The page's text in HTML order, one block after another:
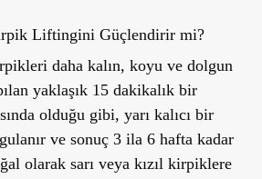
Liftingini Güçlendirir mi?
daha kalın, koyu ve dolgun
yaklaşık 15 dakikalıkbir
olduğu gibi, yarı kalıcı bir
ve sonuç 3 ila 6 hafta kadar
olarak sarı veya kızıl kirpiklere